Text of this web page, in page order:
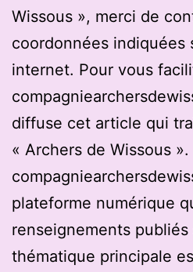
Wissous », merci de
coordonnées indiquées
internet. Pour vous
diffuse cet article qui
« Archers de Wissous ».
plateforme numérique
renseignements
thématique principale